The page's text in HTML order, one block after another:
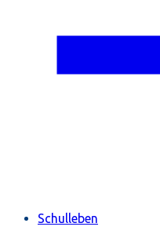
Schulleben